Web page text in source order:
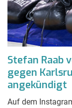
Stefan Raab
gegen
angekündigt
Auf dem